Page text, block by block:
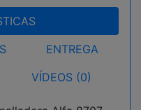
ENTREGA
VÍDEOS (0)